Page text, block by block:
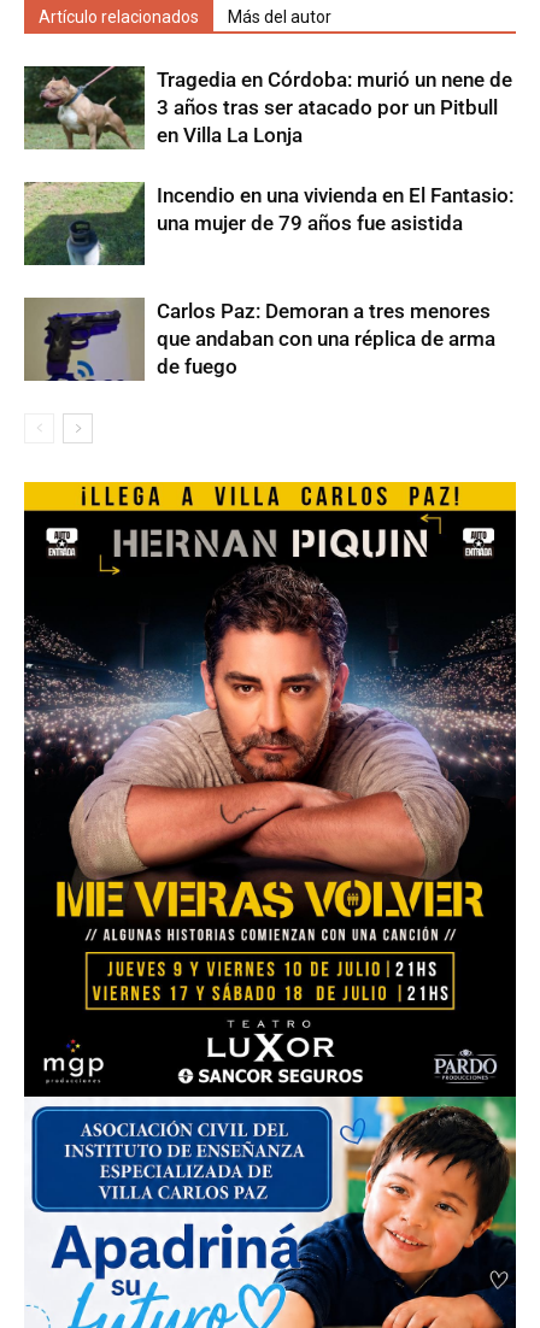
Artículo relacionados Más del autor
Tragedia en Córdoba: murió un nene de
3 años tras ser atacado por un Pitbull
en Villa La Lonja
Incendio en una vivienda en El Fantasio:
una mujer de 79 años fue asistida
Carlos Paz: Demoran a tres menores
que andaban con una réplica de arma
de fuego